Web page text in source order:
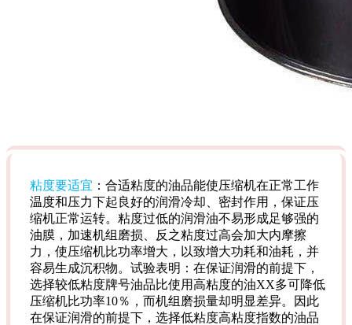
粘度要适宜 ：合适粘度的油品能使压缩机在正常工作
温度和压力下起良好的润滑冷却、密封作用，保证压
缩机正常运转。粘度过低的润滑油不易形成足够强的
油膜，加速机组磨损、反之粘度过高会加大内摩擦
力，使压缩机比功率增大，以致增大功耗和油耗，并
容易生成沉积物。试验表明：在保证润滑的前提下，
选择较低粘度牌号油品比使用高粘度的油XX多可降低
压缩机比功率10％，而机组磨损量却明显差异。因此
在保证润滑的前提下，选择低粘度高粘度指数的油品